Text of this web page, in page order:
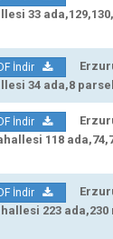
33
İndir
34 ada,8
İndir
118
İndir
223